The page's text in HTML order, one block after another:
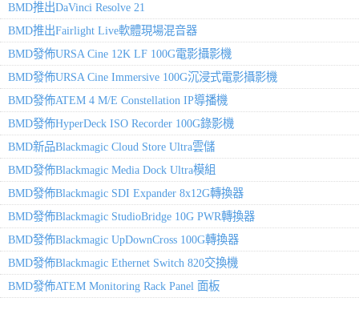
BMD推出DaVinci Resolve 21
BMD推出Fairlight Live軟體現場混音器
BMD發佈URSA Cine 12K LF 100G電影攝影機
BMD發佈URSA Cine Immersive 100G沉浸式電影攝影機
BMD發佈ATEM 4 M/E Constellation IP導播機
BMD發佈HyperDeck ISO Recorder 100G錄影機
BMD新品Blackmagic Cloud Store Ultra雲儲
BMD發佈Blackmagic Media Dock Ultra模組
BMD發佈Blackmagic SDI Expander 8x12G轉換器
BMD發佈Blackmagic StudioBridge 10G PWR轉換器
BMD發佈Blackmagic UpDownCross 100G轉換器
BMD發佈Blackmagic Ethernet Switch 820交換機
BMD發佈ATEM Monitoring Rack Panel 面板